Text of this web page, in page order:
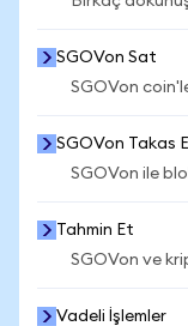
SGOVon Sat
SGOVon
SGOVon Takas
SGOVon ile
Tahmin Et
SGOVon ve
Vadeli İşlemler